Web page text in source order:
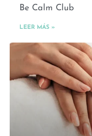
Be Calm Club
LEER MÁS »